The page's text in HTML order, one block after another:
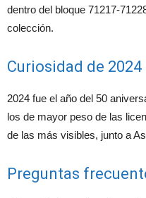
dentro del bloque 71217-
colección.
Curiosidad de 2024
2024 fue el año del 50
los de mayor peso de las
de las más visibles, junto a
Preguntas